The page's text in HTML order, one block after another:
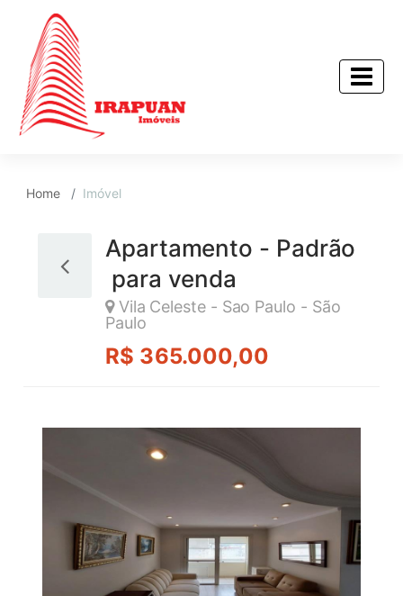
Home Imóvel
Apartamento - Padrão
para venda
Vila Celeste - Sao Paulo - São
Paulo
R$ 365.000,00